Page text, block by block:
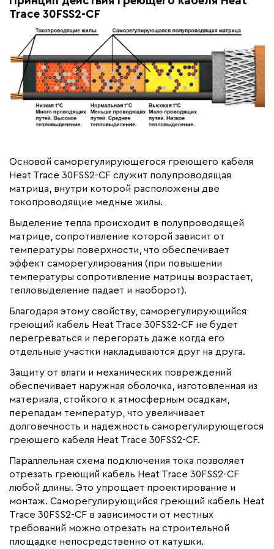
Trace 30FSS2-CF
Основой саморегулирующегося греющего кабеля
Heat Trace 30FSS2-CF служит полупроводящая
матрица, внутри которой расположены две
токопроводящие медные жилы.
Выделение тепла происходит в полупроводящей
матрице, сопротивление которой зависит от
температуры поверхности, что обеспечивает
эффект саморегулирования (при повышении
температуры сопротивление матрицы возрастает,
тепловыделение падает и наоборот).
Благодаря этому свойству, саморегулирующийся
греющий кабель Heat Trace 30FSS2-CF не будет
перегреваться и перегорать даже когда его
отдельные участки накладываются друг на друга.
Защиту от влаги и механических повреждений
обеспечивает наружная оболочка, изготовленная из
материала, стойкого к атмосферным осадкам,
перепадам температур, что увеличивает
долговечность и надежность саморегулирующегося
греющего кабеля Heat Trace 30FSS2-CF.
Параллельная схема подключения тока позволяет
отрезать греющий кабель Heat Trace 30FSS2-CF
любой длины. Это упрощает проектирование и
монтаж. Саморегулирующийся греющий кабель Heat
Trace 30FSS2-CF в зависимости от местных
требований можно отрезать на строительной
площадке непосредственно от катушки.